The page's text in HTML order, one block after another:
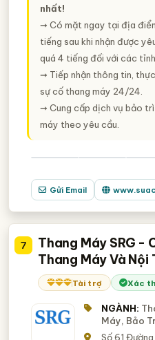
nhất!
➞ Có mặt ngay tại địa
tiếng sau khi nhận được
quá 4 tiếng đối với các
➞ Tiếp nhận thông tin,
sự cố thang máy 24/24.
➞ Cung cấp dịch vụ bảo
máy theo yêu cầu.
Gửi Email
7
Thang Máy SRG -
Thang Máy Và Nội
Tài trợ Xác
NGÀNH:
Máy, Bảo
Số 61